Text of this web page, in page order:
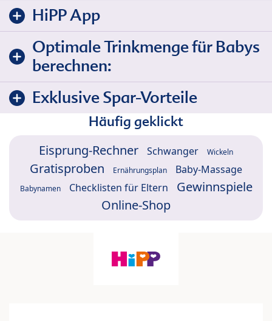
HiPP App
Optimale Trinkmenge für Babys
berechnen:
Exklusive Spar-Vorteile
Häufig geklickt
Eisprung-Rechner Schwanger Wickeln
Gratisproben Ernährungsplan Baby-Massage
Babynamen Checklisten für Eltern
Gewinnspiele
Online-Shop